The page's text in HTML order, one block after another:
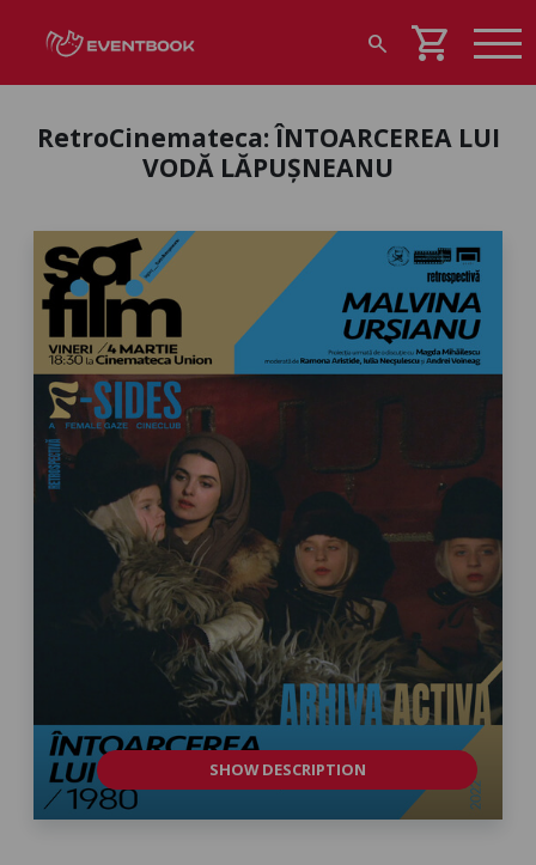
search shopping_cart
RetroCinemateca: ÎNTOARCEREA LUI
VODĂ LĂPUȘNEANU
SHOW DESCRIPTION